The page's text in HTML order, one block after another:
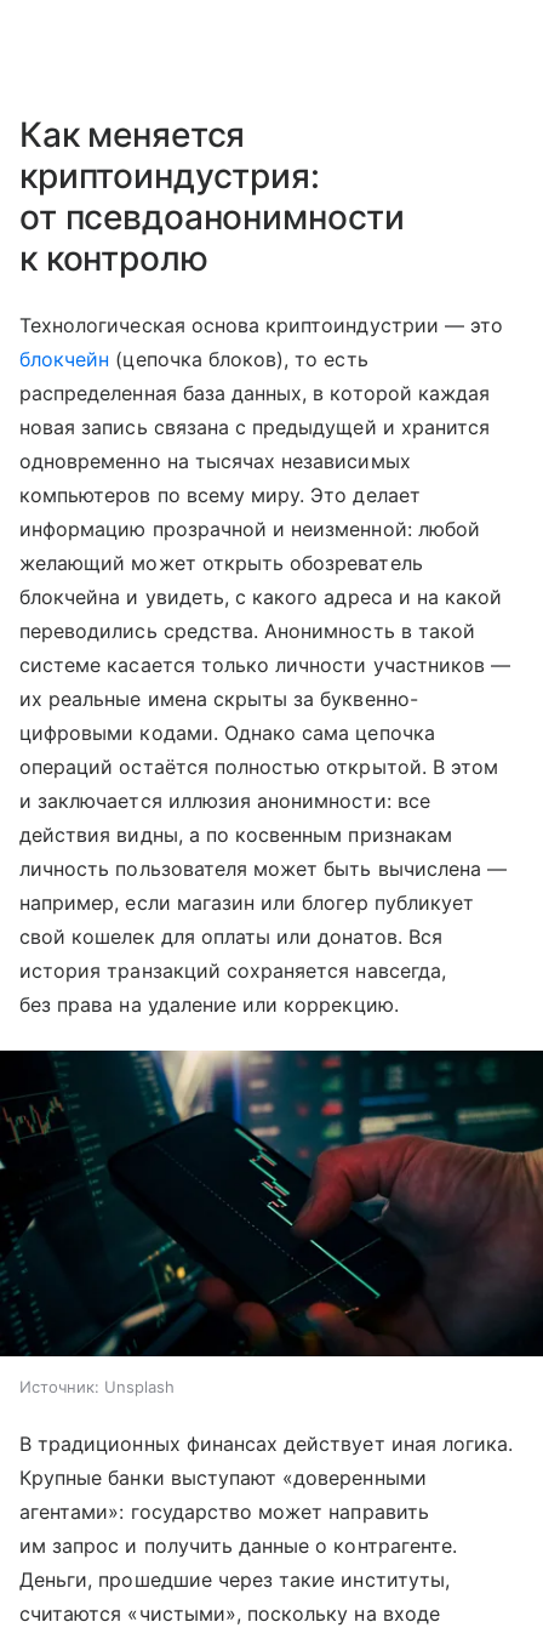
Как меняется
криптоиндустрия:
от псевдоанонимности
к контролю
Технологическая основа криптоиндустрии — это
блокчейн (цепочка блоков), то есть
распределенная база данных, в которой каждая
новая запись связана с предыдущей и хранится
одновременно на тысячах независимых
компьютеров по всему миру. Это делает
информацию прозрачной и неизменной: любой
желающий может открыть обозреватель
блокчейна и увидеть, с какого адреса и на какой
переводились средства. Анонимность в такой
системе касается только личности участников —
их реальные имена скрыты за буквенно-
цифровыми кодами. Однако сама цепочка
операций остаётся полностью открытой. В этом
и заключается иллюзия анонимности: все
действия видны, а по косвенным признакам
личность пользователя может быть вычислена —
например, если магазин или блогер публикует
свой кошелек для оплаты или донатов. Вся
история транзакций сохраняется навсегда,
без права на удаление или коррекцию.
Источник: Unsplash
В традиционных финансах действует иная логика.
Крупные банки выступают «доверенными
агентами»: государство может направить
им запрос и получить данные о контрагенте.
Деньги, прошедшие через такие институты,
считаются «чистыми», поскольку на входе